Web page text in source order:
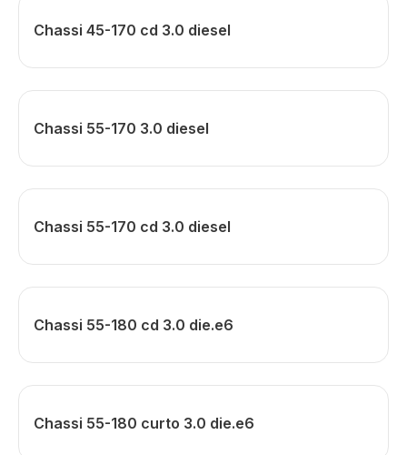
Chassi 45-170 cd 3.0 diesel
Chassi 55-170 3.0 diesel
Chassi 55-170 cd 3.0 diesel
Chassi 55-180 cd 3.0 die.e6
Chassi 55-180 curto 3.0 die.e6